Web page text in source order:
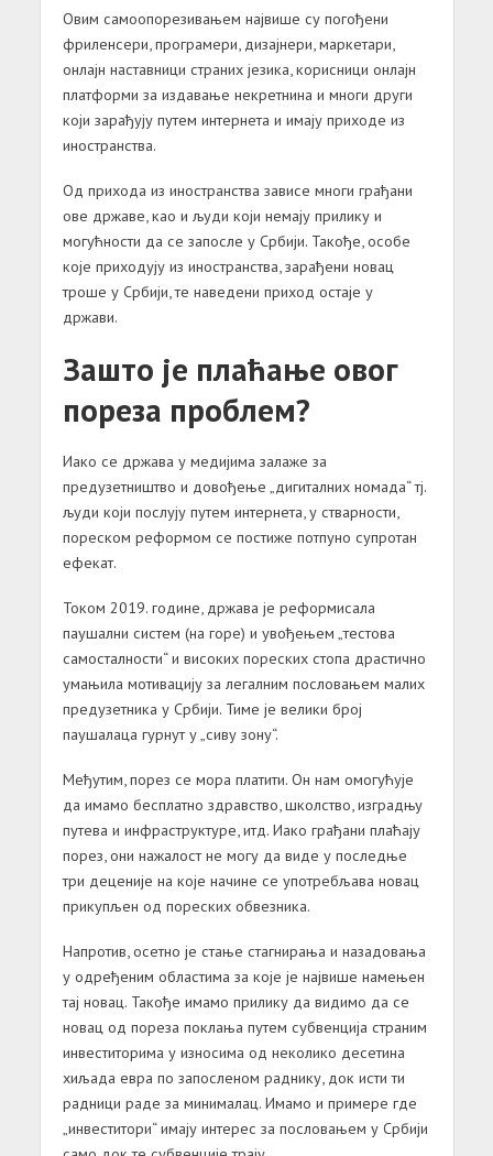
Овим самоопорезивањем највише су погођени
фриленсери, програмери, дизајнери, маркетари,
онлајн наставници страних језика, корисници онлајн
платформи за издавање некретнина и многи други
који зарађују путем интернета и имају приходе из
иностранства.
Од прихода из иностранства зависе многи грађани
ове државе, као и људи који немају прилику и
могућности да се запосле у Србији. Такође, особе
које приходују из иностранства, зарађени новац
троше у Србији, те наведени приход остаје у
држави.
Зашто је плаћање овог
пореза проблем?
Иако се држава у медијима залаже за
предузетништво и довођење „дигиталних номада“ тј.
људи који послују путем интернета, у стварности,
пореском реформом се постиже потпуно супротан
ефекат.
Током 2019. године, држава је реформисала
паушални систем (на горе) и увођењем „тестова
самосталности“ и високих пореских стопа драстично
умањила мотивацију за легалним пословањем малих
предузетника у Србији. Тиме је велики број
паушалаца гурнут у „сиву зону“.
Међутим, порез се мора платити. Он нам омогућује
да имамо бесплатно здравство, школство, изградњу
путева и инфраструктуре, итд. Иако грађани плаћају
порез, они нажалост не могу да виде у последње
три деценије на које начине се употребљава новац
прикупљен од пореских обвезника.
Напротив, осетно је стање стагнирања и назадовања
у одређеним областима за које је највише намењен
тај новац. Такође имамо прилику да видимо да се
новац од пореза поклања путем субвенција страним
инвеститорима у износима од неколико десетина
хиљада евра по запосленом раднику, док исти ти
радници раде за минималац. Имамо и примере где
„инвеститори“ имају интерес за пословањем у Србији